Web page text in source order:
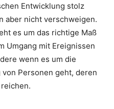
Entwicklung stolz
aber nicht verschweigen.
es um das richtige Maß
Umgang mit Ereignissen
wenn es um die
Personen geht, deren